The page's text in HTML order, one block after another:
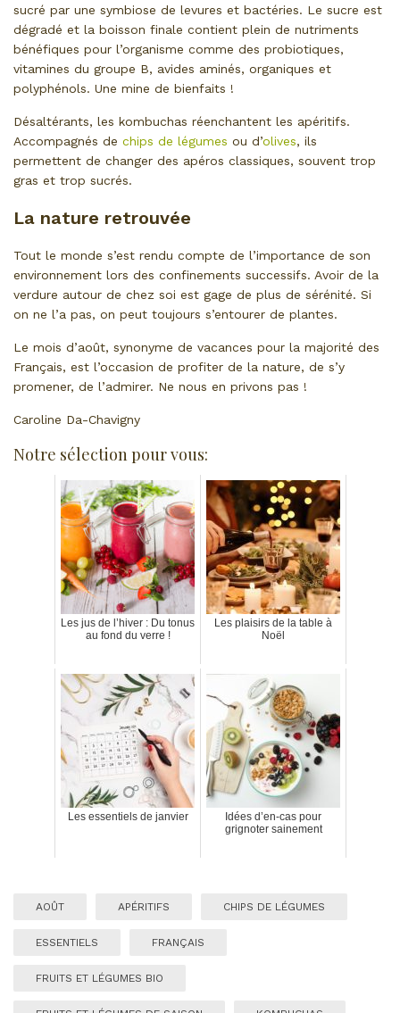
sucré par une symbiose de levures et bactéries. Le sucre est
dégradé et la boisson finale contient plein de nutriments
bénéfiques pour l’organisme comme des probiotiques,
vitamines du groupe B, avides aminés, organiques et
polyphénols. Une mine de bienfaits !
Désaltérants, les kombuchas réenchantent les apéritifs.
Accompagnés de chips de légumes ou d’olives, ils
permettent de changer des apéros classiques, souvent trop
gras et trop sucrés.
La nature retrouvée
Tout le monde s’est rendu compte de l’importance de son
environnement lors des confinements successifs. Avoir de la
verdure autour de chez soi est gage de plus de sérénité. Si
on ne l’a pas, on peut toujours s’entourer de plantes.
Le mois d’août, synonyme de vacances pour la majorité des
Français, est l’occasion de profiter de la nature, de s’y
promener, de l’admirer. Ne nous en privons pas !
Caroline Da-Chavigny
Notre sélection pour vous:
Les jus de l’hiver : Du tonus
au fond du verre !
Les plaisirs de la table à
Noël
Les essentiels de janvier
Idées d’en-cas pour
grignoter sainement
AOÛT APÉRITIFS CHIPS DE LÉGUMES
ESSENTIELS FRANÇAIS
FRUITS ET LÉGUMES BIO